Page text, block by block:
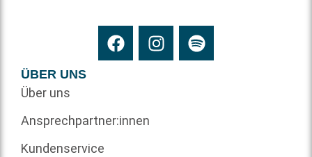
ÜBER UNS
Über uns
Ansprechpartner:innen
Kundenservice